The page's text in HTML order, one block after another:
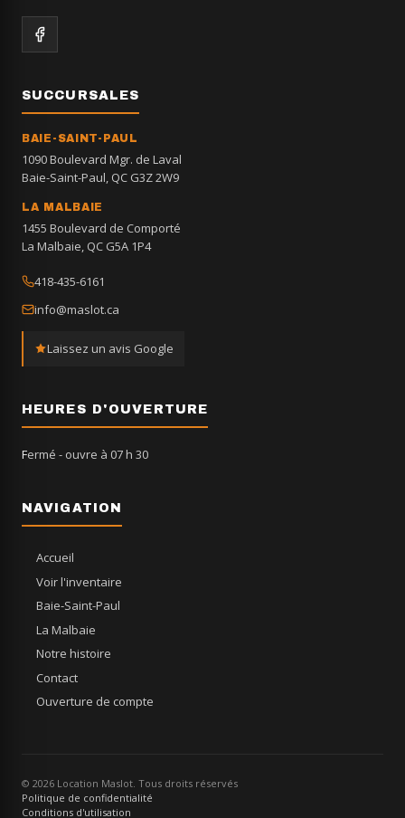
SUCCURSALES
BAIE-SAINT-PAUL
1090 Boulevard Mgr. de Laval
Baie-Saint-Paul, QC G3Z 2W9
LA MALBAIE
1455 Boulevard de Comporté
La Malbaie, QC G5A 1P4
418-435-6161
info@maslot.ca
Laissez un avis Google
HEURES D'OUVERTURE
Fermé - ouvre à 07 h 30
NAVIGATION
Accueil
Voir l'inventaire
Baie-Saint-Paul
La Malbaie
Notre histoire
Contact
Ouverture de compte
© 2026 Location Maslot. Tous droits réservés
Politique de confidentialité
Conditions d'utilisation